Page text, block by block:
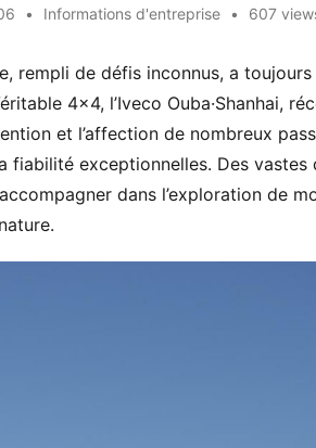
• Informations d'entreprise • 607
rempli de défis inconnus, a
4×4, l’Iveco Ouba·Shanhai,
et l’affection de nombreux
fiabilité exceptionnelles. Des
accompagner dans l’exploration de